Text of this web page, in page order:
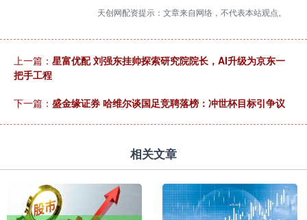
天创网配资提示：文章来自网络，不代表本站观点。
上一篇： 星富优配 刘强东挂帅探索研究院院长，AI升级为京东一
把手工程
下一篇： 盛金缘证券 哈维尔谈国足竞聘落榜：冲世杯目标引争议
相关文章